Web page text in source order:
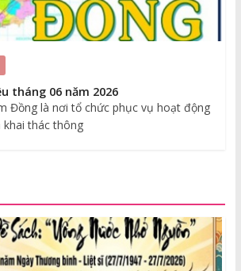
tháng 06 năm 2026
Đồng là nơi tổ chức phục vụ hoạt động
khai thác thông